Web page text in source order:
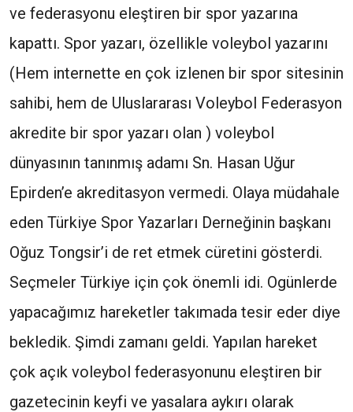
ve federasyonu eleştiren bir spor yazarına
kapattı. Spor yazarı, özellikle voleybol yazarını
(Hem internette en çok izlenen bir spor sitesinin
sahibi, hem de Uluslararası Voleybol Federasyon
akredite bir spor yazarı olan ) voleybol
dünyasının tanınmış adamı Sn. Hasan Uğur
Epirden’e akreditasyon vermedi. Olaya müdahale
eden Türkiye Spor Yazarları Derneğinin başkanı
Oğuz Tongsir’i de ret etmek cüretini gösterdi.
Seçmeler Türkiye için çok önemli idi. Ogünlerde
yapacağımız hareketler takımada tesir eder diye
bekledik. Şimdi zamanı geldi. Yapılan hareket
çok açık voleybol federasyonunu eleştiren bir
gazetecinin keyfi ve yasalara aykırı olarak